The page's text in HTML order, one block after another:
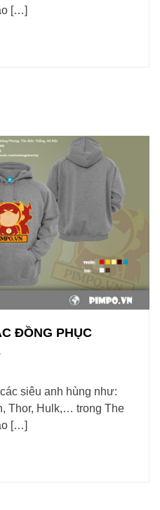
[…]
ĐỒNG PHỤC
siêu anh hùng như:
Thor, Hulk,… trong The
[…]